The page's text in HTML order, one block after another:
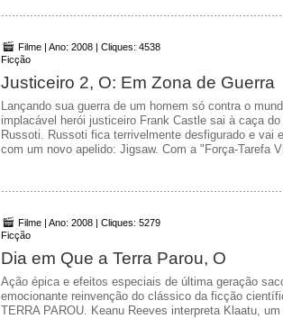
Filme | Ano: 2008 | Cliques: 4538
Ficção
Justiceiro 2, O: Em Zona de Guerra
Lançando sua guerra de um homem só contra o
implacável herói justiceiro Frank Castle sai à caça
Russoti. Russoti fica terrivelmente desfigurado e vai
com um novo apelido: Jigsaw. Com a "Força-Tarefa
Filme | Ano: 2008 | Cliques: 5279
Ficção
Dia em Que a Terra Parou, O
Ação épica e efeitos especiais de última geração
emocionante reinvenção do clássico da ficção
TERRA PAROU. Keanu Reeves interpreta Klaatu,